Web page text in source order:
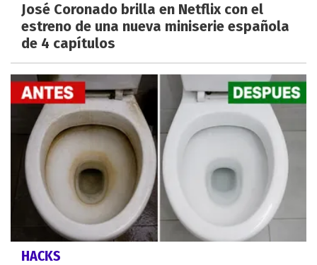
José Coronado brilla en Netflix con el
estreno de una nueva miniserie española
de 4 capítulos
HACKS